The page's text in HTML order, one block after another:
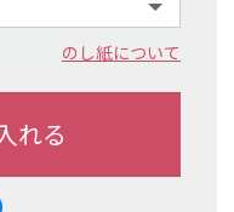
のし紙について